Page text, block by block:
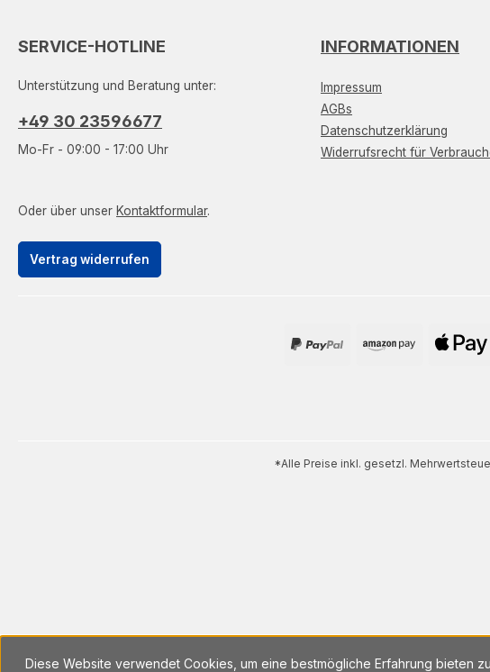
SERVICE-HOTLINE
Unterstützung und Beratung unter:
+49 30 23596677
Mo-Fr - 09:00 - 17:00 Uhr
Oder über unser Kontaktformular.
Vertrag widerrufen
INFORMATIONEN
Impressum
AGBs
Datenschutzerklärung
Widerrufsrecht für
*Alle Preise inkl. gesetzl.
Diese Website verwendet Cookies, um eine bestmögliche Erfahrung bieten